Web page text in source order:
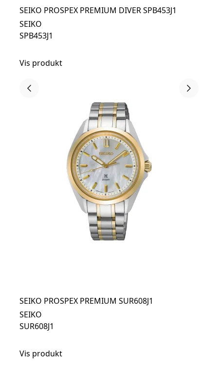
SEIKO PROSPEX PREMIUM DIVER SPB453J1
SEIKO
SPB453J1
Vis produkt
SEIKO PROSPEX PREMIUM SUR608J1
SEIKO
SUR608J1
Vis produkt